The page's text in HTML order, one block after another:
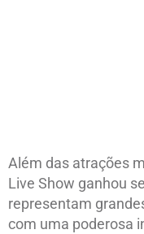
Além das atrações
Live Show ganhou
representam
com uma poderosa